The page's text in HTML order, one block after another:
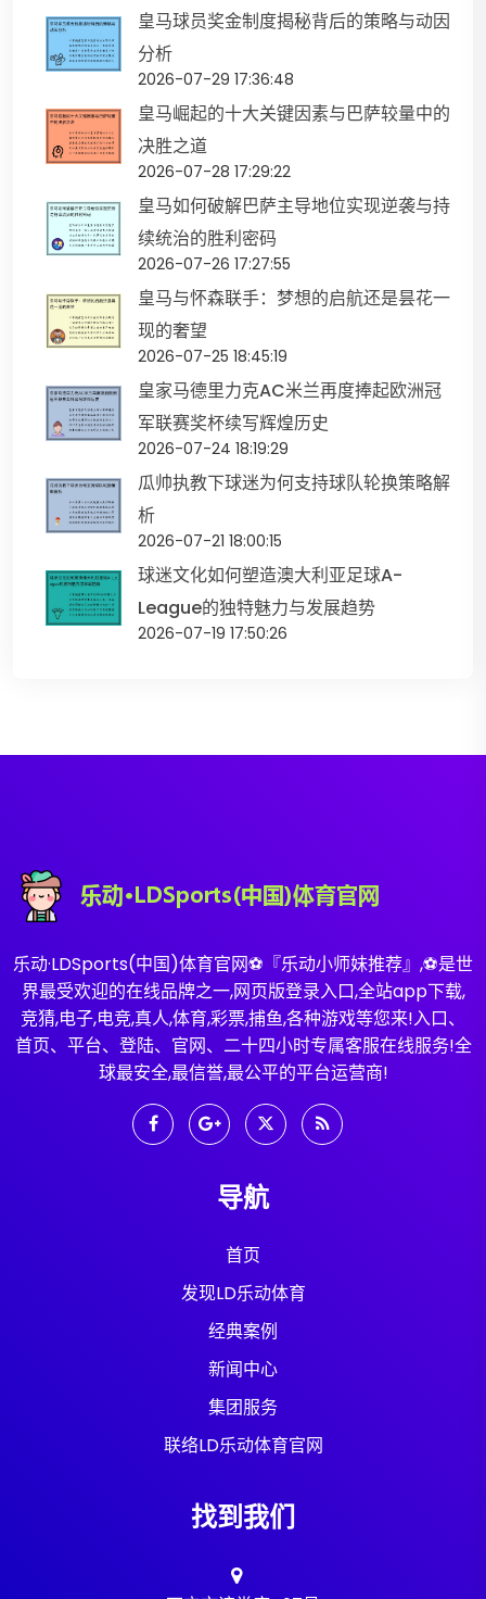
皇马球员奖金制度揭秘背后的策略与动因
分析
2026-07-29 17:36:48
皇马崛起的十大关键因素与巴萨较量中的
决胜之道
2026-07-28 17:29:22
皇马如何破解巴萨主导地位实现逆袭与持
续统治的胜利密码
2026-07-26 17:27:55
皇马与怀森联手：梦想的启航还是昙花一
现的奢望
2026-07-25 18:45:19
皇家马德里力克AC米兰再度捧起欧洲冠
军联赛奖杯续写辉煌历史
2026-07-24 18:19:29
瓜帅执教下球迷为何支持球队轮换策略解
析
2026-07-21 18:00:15
球迷文化如何塑造澳大利亚足球A-
League的独特魅力与发展趋势
2026-07-19 17:50:26
乐动·LDSports(中国)体育官网⚽️『乐动小师妹推荐』,⚽️是世
界最受欢迎的在线品牌之一,网页版登录入口,全站app下载,
竞猜,电子,电竞,真人,体育,彩票,捕鱼,各种游戏等您来!入口、
首页、平台、登陆、官网、二十四小时专属客服在线服务!全
球最安全,最信誉,最公平的平台运营商!
导航
首页
发现LD乐动体育
经典案例
新闻中心
集团服务
联络LD乐动体育官网
找到我们